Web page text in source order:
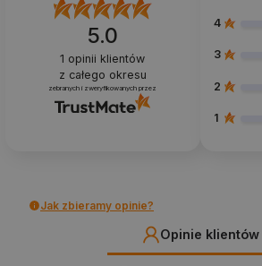
5.0
1 opinii klientów
z całego okresu
zebranych i zweryfikowanych przez
4
3
2
1
Jak zbieramy opinie?
Opinie klientów